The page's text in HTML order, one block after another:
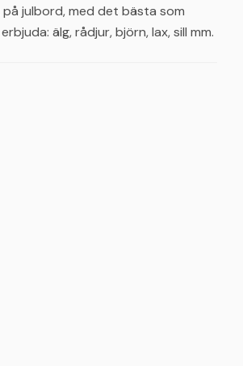
julbord, med det bästa som
älg, rådjur, björn, lax, sill mm.